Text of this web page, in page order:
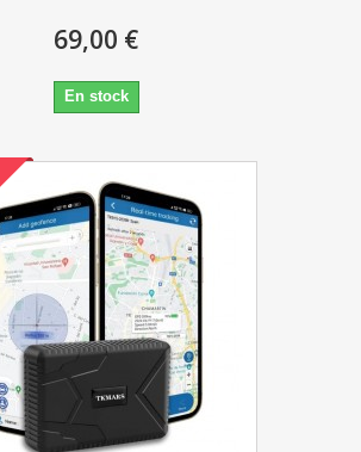
69,00 €
En stock